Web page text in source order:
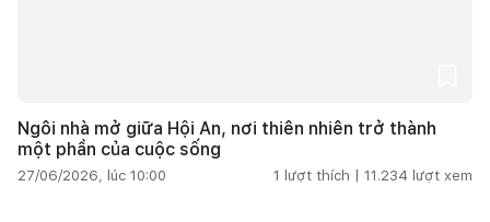
Ngôi nhà mở giữa Hội An, nơi thiên nhiên trở thành
một phần của cuộc sống
27/06/2026, lúc 10:00 1 lượt thích | 11.234 lượt xem